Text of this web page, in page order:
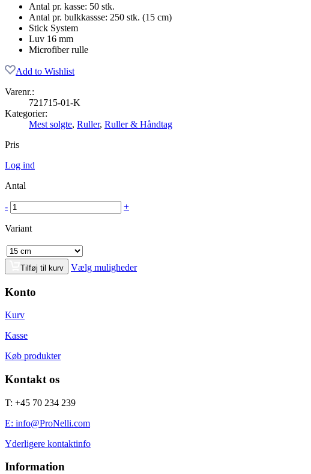
Antal pr. kasse: 50 stk.
Antal pr. bulkkassse: 250 stk. (15 cm)
Stick System
Luv 16 mm
Microfiber rulle
Add to Wishlist
Varenr.:
721715-01-K
Kategorier:
Mest solgte, Ruller, Ruller & Håndtag
Pris
Log ind
Antal
- +
Variant
Tilføj til kurv Vælg muligheder
Konto
Kurv
Kasse
Køb produkter
Kontakt os
T: +45 70 234 239
E: info@ProNelli.com
Yderligere kontaktinfo
Information